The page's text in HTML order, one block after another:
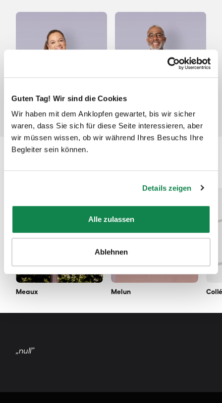
Guten Tag! Wir sind die Cookies
Wir haben mit dem Anklopfen gewartet, bis wir sicher
waren, dass Sie sich für diese Seite interessieren, aber
wir müssen wissen, ob wir während Ihres Besuchs Ihre
Begleiter sein können.
Details zeigen
Alle zulassen
Ablehnen
Ménage à domicile Ménage de fin de bail
Marne !
Meaux Melun
„null”